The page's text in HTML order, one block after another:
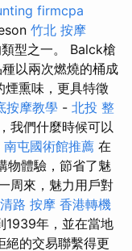
firmcpa
竹北 按摩
型之一。 Balck槍
以兩次燃燒的桶成
煙熏味，更具特徵
按摩教學 - 北投 整
我們什麼時候可以
南屯國術館推薦 在
物體驗，節省了魅
周來，魅力用戶對
路 按摩 香港轉機
1939年，並在當地
絕的交易聯繫得更